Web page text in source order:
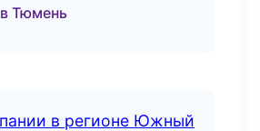
Тюмень
в регионе Южный